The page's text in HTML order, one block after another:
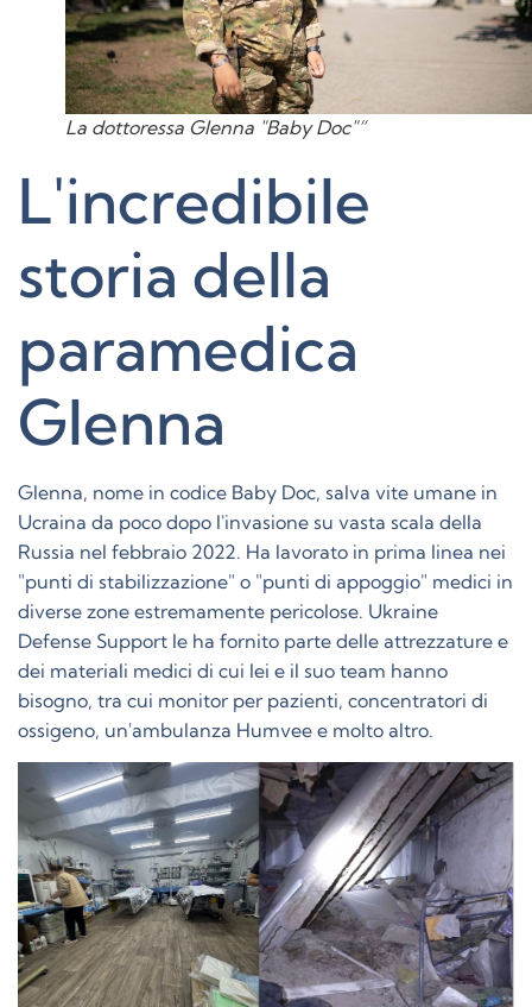
La dottoressa Glenna "Baby Doc"“
L'incredibile
storia della
paramedica
Glenna
Glenna, nome in codice Baby Doc, salva vite umane in
Ucraina da poco dopo l'invasione su vasta scala della
Russia nel febbraio 2022. Ha lavorato in prima linea nei
"punti di stabilizzazione" o "punti di appoggio" medici in
diverse zone estremamente pericolose. Ukraine
Defense Support le ha fornito parte delle attrezzature e
dei materiali medici di cui lei e il suo team hanno
bisogno, tra cui monitor per pazienti, concentratori di
ossigeno, un'ambulanza Humvee e molto altro.